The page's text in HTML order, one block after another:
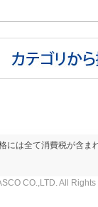
には全て消費税が含ま
CO.,LTD. All